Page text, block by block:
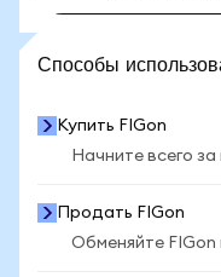
Способы
Купить FIGon
Начните всего
Продать FIGon
Обменяйте FIGon